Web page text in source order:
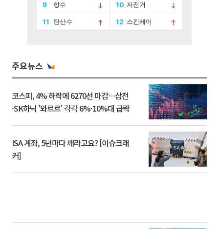
주요뉴스
코스피, 4% 하락에 6270선 마감…삼전
·SK하닉 '와르르' 각각 6%·10%대 급락
ISA 계좌, 5년마다 깨라고요? [이슈크래
커]